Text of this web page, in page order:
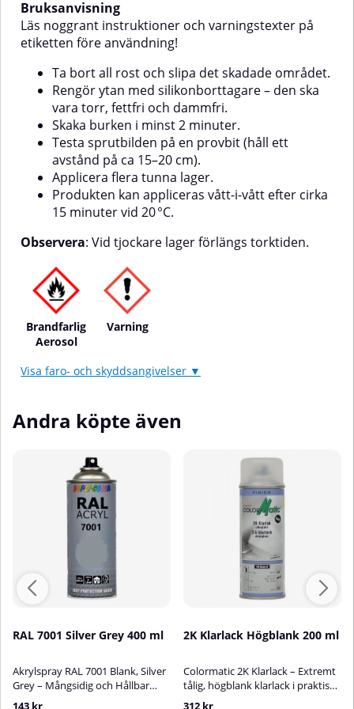
fettfri.Skaka burken noggrant i
minst 2 minuter.Utför ett
och applicera i flera tunna lager.
Bruksanvisning
Läs noggrant instruktioner och varningstexter på
etiketten före användning!
Ta bort all rost och slipa det skadade området.
Rengör ytan med silikonborttagare – den ska
vara torr, fettfri och dammfri.
Skaka burken i minst 2 minuter.
Testa sprutbilden på en provbit (håll ett
avstånd på ca 15–20 cm).
Applicera flera tunna lager.
Produkten kan appliceras vått-i-vått efter cirka
15 minuter vid 20 °C.
Observera: Vid tjockare lager förlängs torktiden.
Brandfarlig
Aerosol
Varning
Visa faro- och skyddsangivelser ▼
Andra köpte även
RAL 7001 Silver Grey 400 ml
Akrylspray RAL 7001 Blank, Silver
Grey – Mångsidig och Hållbar
AkryllackAkrylspray RAL 7001
143 kr
2K Klarlack Högblank 200 ml
Colormatic 2K Klarlack – Extremt
tålig, högblank klarlack i praktisk
sprayburk (200 ml)ColorMatic 2K
312 kr